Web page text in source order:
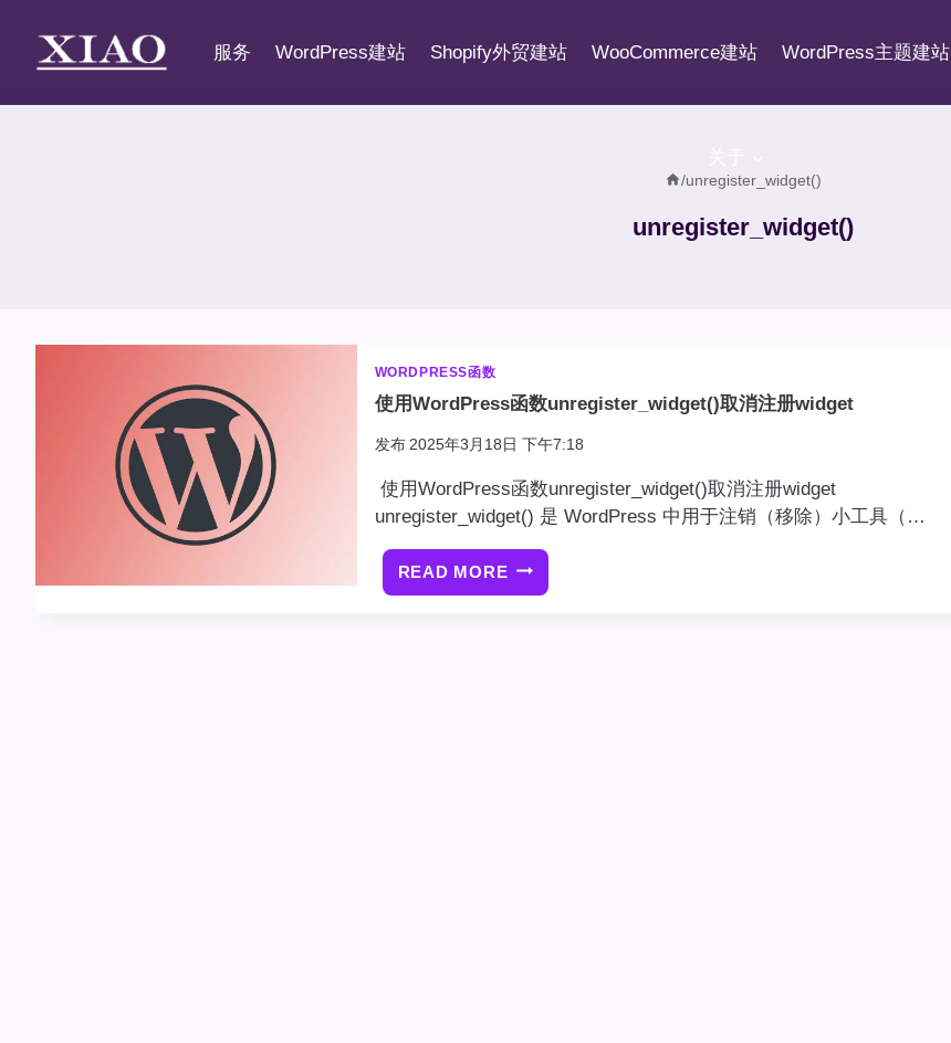
容
服务 WordPress建站 Shopify外贸建站 WooCommerce建站 WordPress主题建站
/unregister_widget()
unregister_widget()
WORDPRESS函数
使用WordPress函数unregister_widget()取消注册widget
发布 2025年3月18日 下午7:18
使用WordPress函数unregister_widget()取消注册widget
unregister_widget() 是 WordPress 中用于注销（移除）小工具（…
READ MORE 使
用